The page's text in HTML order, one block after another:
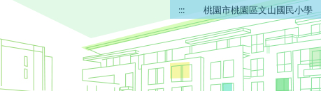
::: 桃園市桃園區文山國民小學